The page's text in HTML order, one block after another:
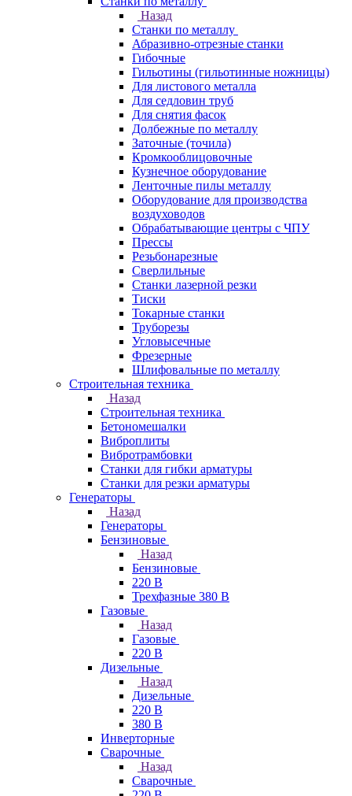
Назад
Станки по металлу
Абразивно-отрезные станки
Гибочные
Гильотины (гильотинные ножницы)
Для листового металла
Для седловин труб
Для снятия фасок
Долбежные по металлу
Заточные (точила)
Кромкооблицовочные
Кузнечное оборудование
Ленточные пилы металлу
Оборудование для производства
воздуховодов
Обрабатывающие центры с ЧПУ
Прессы
Резьбонарезные
Сверлильные
Станки лазерной резки
Тиски
Токарные станки
Труборезы
Угловысечные
Фрезерные
Шлифовальные по металлу
Строительная техника
Назад
Строительная техника
Бетономешалки
Виброплиты
Вибротрамбовки
Станки для гибки арматуры
Станки для резки арматуры
Генераторы
Назад
Генераторы
Бензиновые
Назад
Бензиновые
220 В
Трехфазные 380 В
Газовые
Назад
Газовые
220 В
Дизельные
Назад
Дизельные
220 В
380 В
Инверторные
Сварочные
Назад
Сварочные